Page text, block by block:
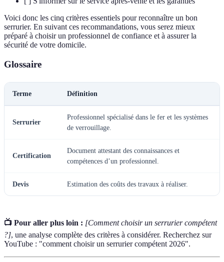
Voici donc les cinq critères essentiels pour reconnaître un bon
serrurier. En suivant ces recommandations, vous serez mieux
préparé à choisir un professionnel de confiance et à assurer la
sécurité de votre domicile.
Glossaire
Terme Définition
Serrurier
Professionnel spécialisé dans le fer et les systèmes
de verrouillage.
Certification
Document attestant des connaissances et
compétences d’un professionnel.
Devis Estimation des coûts des travaux à réaliser.
📺 Pour aller plus loin : [Comment choisir un serrurier compétent
?], une analyse complète des critères à considérer. Recherchez sur
YouTube : "comment choisir un serrurier compétent 2026".